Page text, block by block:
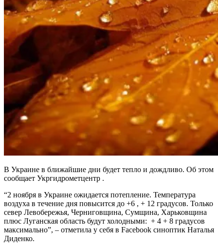
В Украине в ближайшие дни будет тепло и дождливо. Об этом
сообщает Укргидрометцентр .
“2 ноября в Украине ожидается потепление. Температура
воздуха в течение дня повысится до +6 , + 12 градусов. Только
север Левобережья, Черниговщина, Сумщина, Харьковщина
плюс Луганская область будут холодными: + 4 + 8 градусов
максимально”, – отметила у себя в Facebook cиноптик Наталья
Диденко.